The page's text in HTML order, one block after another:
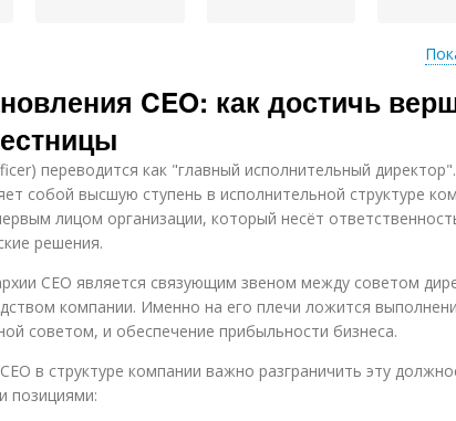
CEO: как достичь
переводится как "главный исполнительный
собой высшую ступень в исполнительной структуре
лицом организации, который несёт
решения.
CEO является связующим звеном между советом
компании. Именно на его плечи ложится
советом, и обеспечение прибыльности бизнеса.
в структуре компании важно разграничить эту
позициями: